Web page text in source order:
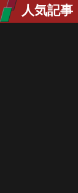
人気記事